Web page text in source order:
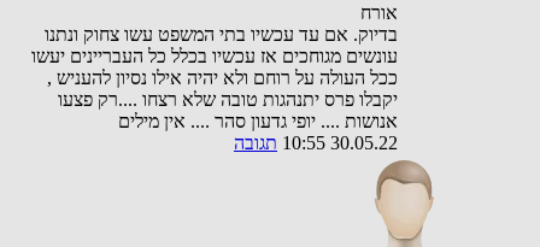
אורח
בדיוק. אם עד עכשיו בתי המשפט עשו צחוק ונתנו
עונשים מגוחכים אז עכשיו בכלל כל העבריינים יעשו
ככל העולה על רוחם ולא יהיה אילו נסיון להעניש ,
יקבלו פרס יתנהגות טובה שלא רצחו ....רק פצעו
אנושות .... יופי גדעון סהר .... אין מילים
30.05.22 10:55
תגובה